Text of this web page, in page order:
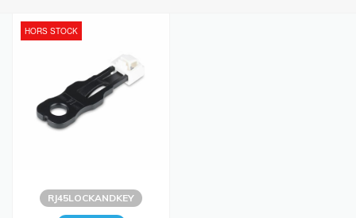
HORS STOCK
RJ45LOCKANDKEY